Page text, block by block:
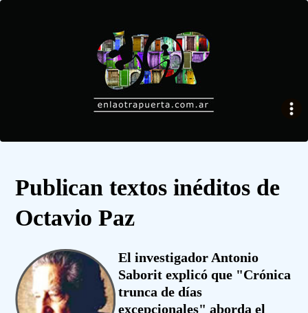
Publican textos inéditos de
Octavio Paz
El investigador Antonio
Saborit explicó que "Crónica
trunca de días
excepcionales" aborda el